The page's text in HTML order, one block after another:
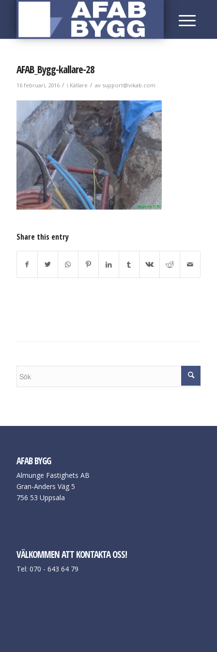
AFAB_Bygg-kallare-28
16 februari, 2016 / i Källare / av support@vikab.com
Share this entry
AFAB BYGG
Almunge Fastighets AB
Gran-Anders Väg 5
756 53 Uppsala
VÄLKOMMEN ATT KONTAKTA OSS!
Tel: 070 - 643 64 79